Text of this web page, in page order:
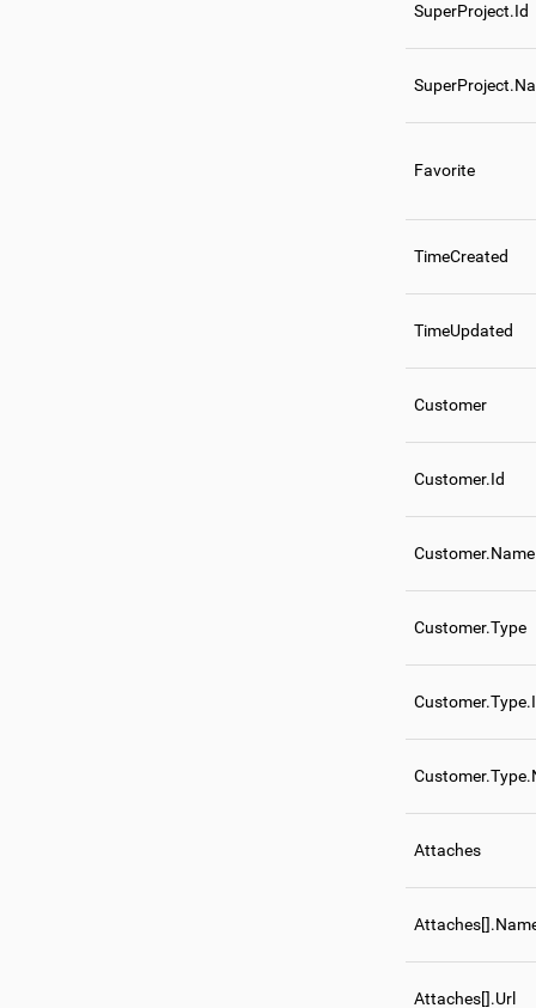
SuperProject.Id
Favorite
TimeCreated
TimeUpdated
Customer
Customer.Id
Customer.Name
Customer.Type
Attaches
Attaches[].Url